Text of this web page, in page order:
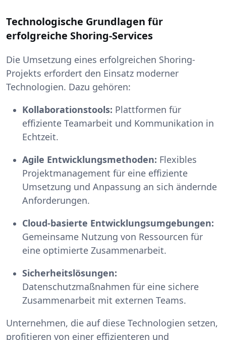
Technologische Grundlagen für
erfolgreiche Shoring-Services
Die Umsetzung eines erfolgreichen Shoring-
Projekts erfordert den Einsatz moderner
Technologien. Dazu gehören:
Kollaborationstools: Plattformen für
effiziente Teamarbeit und Kommunikation in
Echtzeit.
Agile Entwicklungsmethoden: Flexibles
Projektmanagement für eine effiziente
Umsetzung und Anpassung an sich ändernde
Anforderungen.
Cloud-basierte Entwicklungsumgebungen:
Gemeinsame Nutzung von Ressourcen für
eine optimierte Zusammenarbeit.
Sicherheitslösungen:
Datenschutzmaßnahmen für eine sichere
Zusammenarbeit mit externen Teams.
Unternehmen, die auf diese Technologien setzen,
profitieren von einer effizienteren und